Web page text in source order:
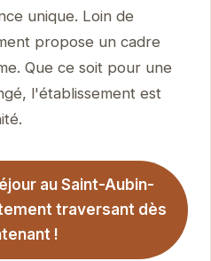
unique. Loin de
propose un cadre
Que ce soit pour une
l'établissement est
au Saint-Aubin-
traversant dès
!